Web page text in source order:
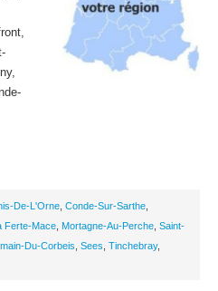
De-L'Orne Conde-Sur-Sarthe
Ferte-Mace Mortagne-Au-Perche Saint-
Du-Corbeis Sees Tinchebray,